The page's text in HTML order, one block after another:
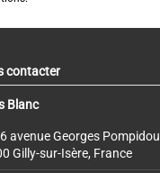
contacter
Blanc
avenue Georges Pompidou
Gilly-sur-Isère, France